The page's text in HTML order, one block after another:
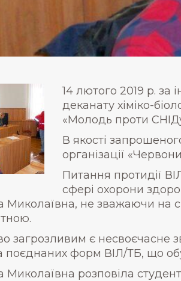
14 лютого 2019 р. за
деканату хіміко-
«Молодь проти
В якості
організації
Питання протидії
сфері охорони
Миколаївна, не зважаючи на
загрозливим є несвоєчасне
поєднаних форм ВІЛ/ТБ, що
Миколаївна розповіла